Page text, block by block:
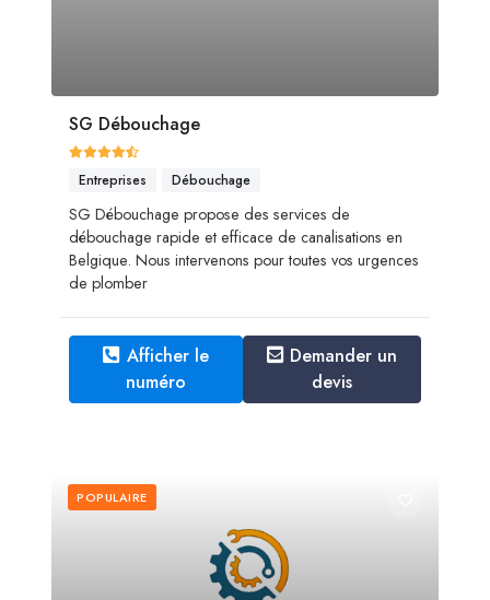
SG Débouchage
Entreprises Débouchage
SG Débouchage propose des services de
débouchage rapide et efficace de canalisations en
Belgique. Nous intervenons pour toutes vos urgences
de plomber
Afficher le
numéro
Demander un
devis
POPULAIRE